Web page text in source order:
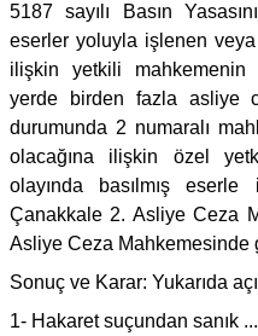
5187 sayılı Basın
eserler yoluyla işlenen
ilişkin yetkili
yerde birden fazla asliye
durumunda 2 numaralı
olacağına ilişkin özel
olayında basılmış eserle
Çanakkale 2. Asliye Ceza
Asliye Ceza Mahkemesinde
Sonuç ve Karar: Yukarıda
1- Hakaret suçundan sanık